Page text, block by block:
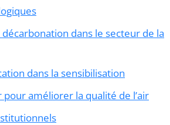
dans le secteur de la
dans la sensibilisation
améliorer la qualité de l’air